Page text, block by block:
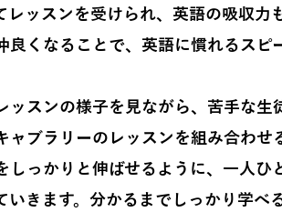
レッスンを受けられ、英語の吸収力
良くなることで、英語に慣れるスピ
スンの様子を見ながら、苦手な生
ャブラリーのレッスンを組み合わせ
しっかりと伸ばせるように、一人ひ
いきます。分かるまでしっかり学べ